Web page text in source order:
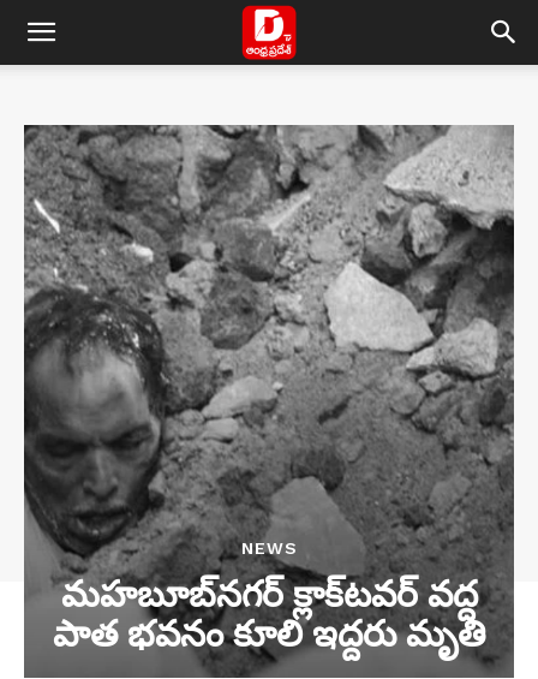
NEWS
మహబూబ్‌నగర్ క్లాక్‌టవర్ వద్ద
పాత భవనం కూలి ఇద్దరు మృతి